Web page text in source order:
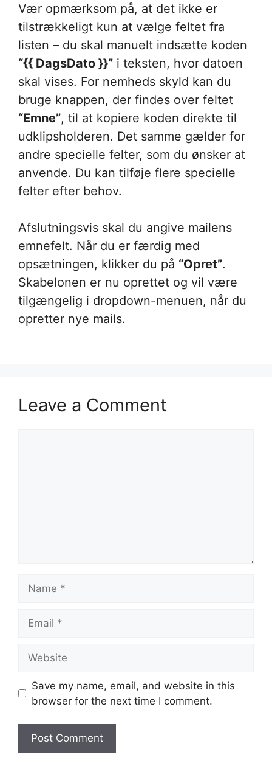
Vær opmærksom på, at det ikke er
tilstrækkeligt kun at vælge feltet fra
listen – du skal manuelt indsætte koden
“{{ DagsDato }}” i teksten, hvor datoen
skal vises. For nemheds skyld kan du
bruge knappen, der findes over feltet
“Emne”, til at kopiere koden direkte til
udklipsholderen. Det samme gælder for
andre specielle felter, som du ønsker at
anvende. Du kan tilføje flere specielle
felter efter behov.
Afslutningsvis skal du angive mailens
emnefelt. Når du er færdig med
opsætningen, klikker du på “Opret”.
Skabelonen er nu oprettet og vil være
tilgængelig i dropdown-menuen, når du
opretter nye mails.
Leave a Comment
Save my name, email, and website in this
browser for the next time I comment.